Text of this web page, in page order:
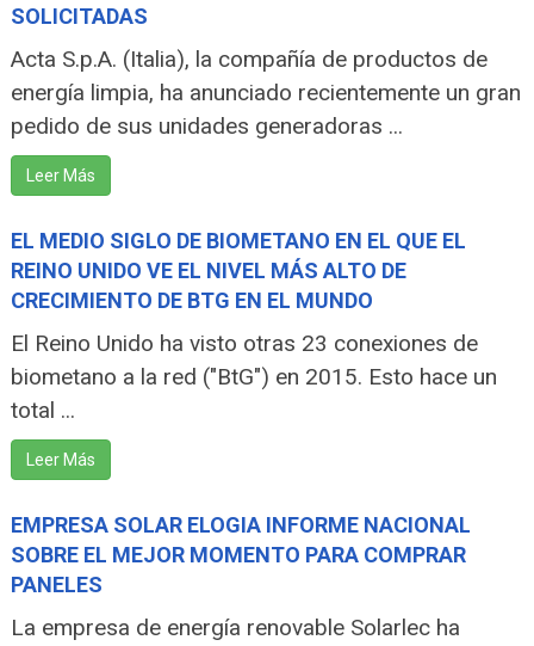
SOLICITADAS
Acta S.p.A. (Italia), la compañía de productos de
energía limpia, ha anunciado recientemente un gran
pedido de sus unidades generadoras ...
Leer Más
EL MEDIO SIGLO DE BIOMETANO EN EL QUE EL
REINO UNIDO VE EL NIVEL MÁS ALTO DE
CRECIMIENTO DE BTG EN EL MUNDO
El Reino Unido ha visto otras 23 conexiones de
biometano a la red ("BtG") en 2015. Esto hace un
total ...
Leer Más
EMPRESA SOLAR ELOGIA INFORME NACIONAL
SOBRE EL MEJOR MOMENTO PARA COMPRAR
PANELES
La empresa de energía renovable Solarlec ha